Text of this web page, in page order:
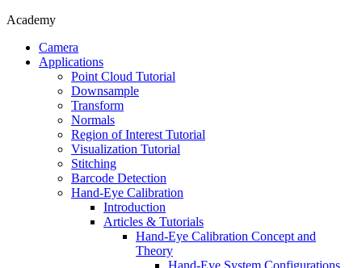
Academy
Camera
Applications
Point Cloud Tutorial
Downsample
Transform
Normals
Region of Interest Tutorial
Visualization Tutorial
Stitching
Barcode Detection
Hand-Eye Calibration
Introduction
Articles & Tutorials
Hand-Eye Calibration Concept and
Theory
Hand-Eye System Configurations